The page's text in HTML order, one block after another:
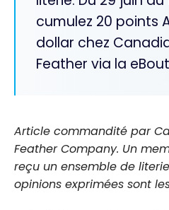
cumulez 20 points
dollar chez
Feather via la
Article commandité par
Feather Company. Un
reçu un ensemble de literie
opinions exprimées sont